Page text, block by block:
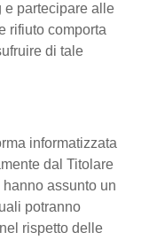
e partecipare alle
rifiuto comporta
di tale
informatizzata
dal Titolare
assunto un
potranno
rispetto delle